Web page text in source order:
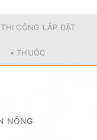
CÔNG LẮP ĐẶT
• THUỐC
NÔNG